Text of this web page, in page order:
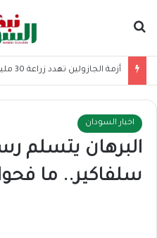
أزمة الجازولين تهدد زراعة 30 مليون فدان
اخبار السودان
البرهان يتسلم
سلفاكير.. ما